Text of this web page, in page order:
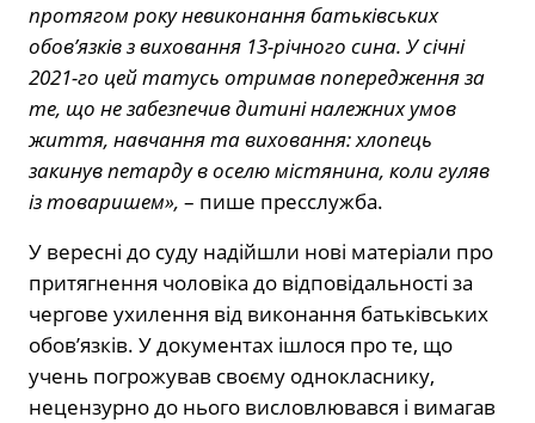
протягом року невиконання батьківських
обов’язків з виховання 13-річного сина. У січні
2021-го цей татусь отримав попередження за
те, що не забезпечив дитині належних умов
життя, навчання та виховання: хлопець
закинув петарду в оселю містянина, коли гуляв
із товаришем», – пише пресслужба.
У вересні до суду надійшли нові матеріали про
притягнення чоловіка до відповідальності за
чергове ухилення від виконання батьківських
обов’язків. У документах ішлося про те, що
учень погрожував своєму однокласнику,
нецензурно до нього висловлювався і вимагав